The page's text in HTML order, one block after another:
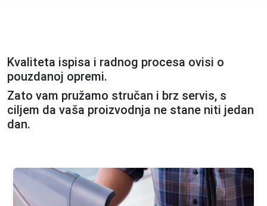
Kvaliteta ispisa i radnog procesa ovisi o
pouzdanoj opremi.
Zato vam pružamo stručan i brz servis, s
ciljem da vaša proizvodnja ne stane niti jedan
dan.